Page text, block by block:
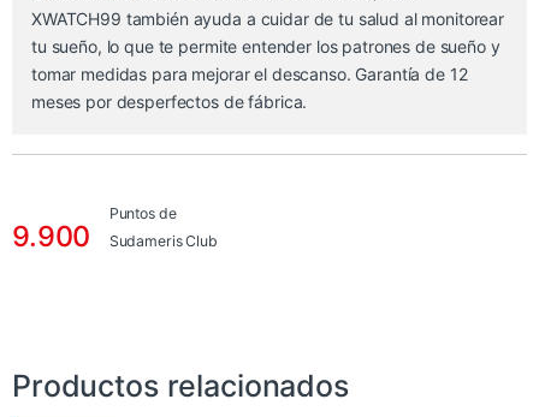
XWATCH99 también ayuda a cuidar de tu salud al monitorear
tu sueño, lo que te permite entender los patrones de sueño y
tomar medidas para mejorar el descanso. Garantía de 12
meses por desperfectos de fábrica.
9.900
Puntos de
Sudameris Club
Productos relacionados